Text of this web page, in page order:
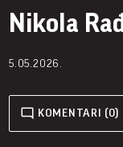
Nikola
5.05.2026.
KOMENTARI (0)